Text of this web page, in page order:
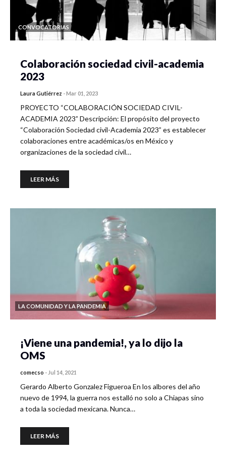
CONVOCATORIAS
Colaboración sociedad civil-academia
2023
Laura Gutiérrez -Mar 01, 2023
PROYECTO “COLABORACIÓN SOCIEDAD CIVIL-
ACADEMIA 2023” Descripción: El propósito del proyecto
“Colaboración Sociedad civil-Academia 2023” es establecer
colaboraciones entre académicas/os en México y
organizaciones de la sociedad civil…
LEER MÁS
LA COMUNIDAD Y LA PANDEMIA
¡Viene una pandemia!, ya lo dijo la
OMS
comecso - Jul 14, 2021
Gerardo Alberto Gonzalez Figueroa En los albores del año
nuevo de 1994, la guerra nos estalló no solo a Chiapas sino
a toda la sociedad mexicana. Nunca…
LEER MÁS